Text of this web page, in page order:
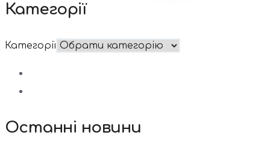
Категорії
Категорії
Останні новини